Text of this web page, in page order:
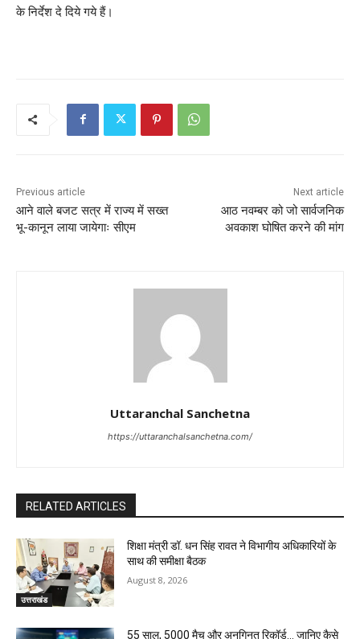
के निर्देश दे दिये गये हैं।
Previous article
आने वाले बजट सत्र में राज्य में सख्त
भू-कानून लाया जायेगाः सीएम
Next article
आठ नवम्बर को जो सार्वजनिक
अवकाश घोषित करने की मांग
Uttaranchal Sanchetna
https://uttaranchalsanchetna.com/
RELATED ARTICLES
उत्तराखंड
शिक्षा मंत्री डॉ. धन सिंह रावत ने विभागीय अधिकारियों के
साथ की समीक्षा बैठक
August 8, 2026
55 साल, 5000 मैच और अनगिनत रिकॉर्ड… जानिए कैसे